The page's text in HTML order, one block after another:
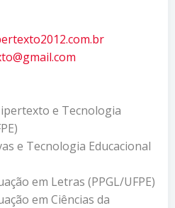
br
e Tecnologia
e Tecnologia Educacional
em Letras (PPGL/UFPE)
em Ciências da